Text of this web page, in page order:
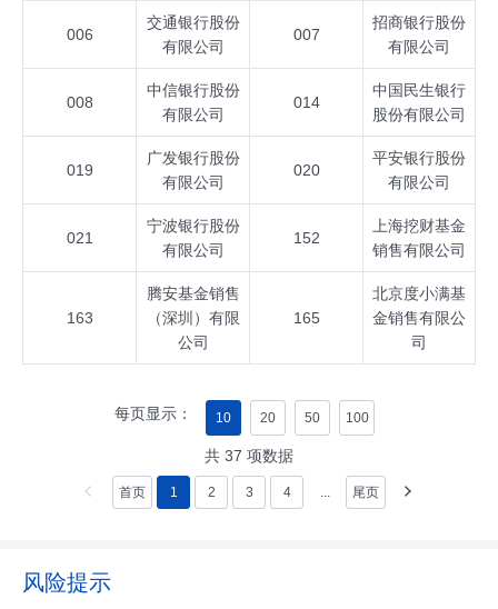
006
交通银行股份
有限公司
007
招商银行股份
有限公司
008
中信银行股份
有限公司
014
中国民生银行
股份有限公司
019
广发银行股份
有限公司
020
平安银行股份
有限公司
021
宁波银行股份
有限公司
152
上海挖财基金
销售有限公司
163
腾安基金销售
（深圳）有限
公司
165
北京度小满基
金销售有限公
司
每页显示： 10 20 50 100
共 37 项数据
首页 1 2 3 4 ... 尾页
风险提示